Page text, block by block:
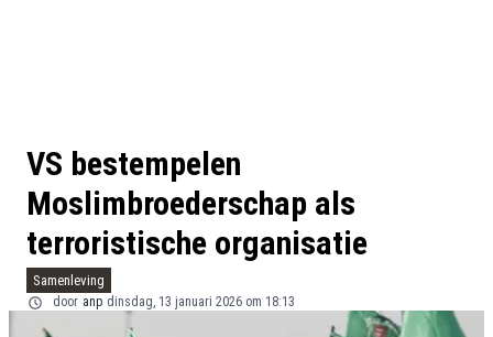
VS bestempelen
Moslimbroederschap als
terroristische organisatie
Samenleving
door anp dinsdag, 13 januari 2026 om 18:13